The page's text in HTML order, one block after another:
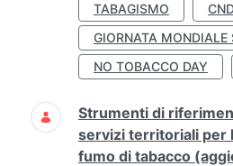
TABAGISMO
GIORNATA MONDIALE
NO TOBACCO DAY
Strumenti di
servizi territoriali per
fumo di tabacco